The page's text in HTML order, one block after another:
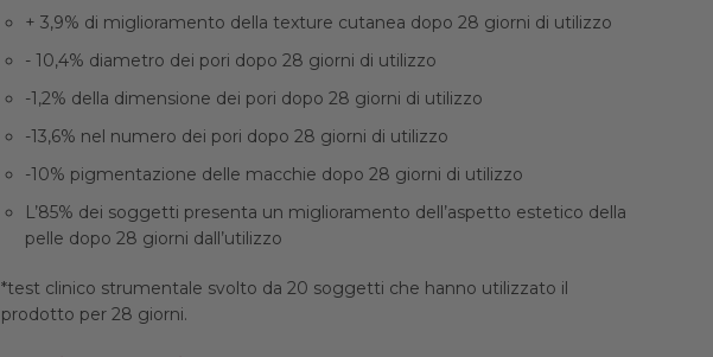
+ 3,9% di miglioramento della texture cutanea dopo 28 giorni di utilizzo
- 10,4% diametro dei pori dopo 28 giorni di utilizzo
-1,2% della dimensione dei pori dopo 28 giorni di utilizzo
-13,6% nel numero dei pori dopo 28 giorni di utilizzo
-10% pigmentazione delle macchie dopo 28 giorni di utilizzo
L’85% dei soggetti presenta un miglioramento dell’aspetto estetico della
pelle dopo 28 giorni dall’utilizzo
*test clinico strumentale svolto da 20 soggetti che hanno utilizzato il
prodotto per 28 giorni.